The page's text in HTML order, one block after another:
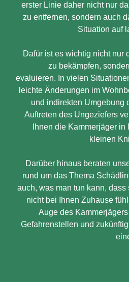
erster Linie daher nicht nur
zu entfernen, sondern auch
Situation auf
Dafür ist es wichtig nicht nur
zu bekämpfen,
evaluieren. In vielen
leichte Änderungen im
und indirekten Umgebung
Auftreten des Ungeziefers
Ihnen die Kammerjäger
kleinen
Darüber hinaus beraten
rund um das Thema
auch, was man tun kann,
nicht bei Ihnen Zuhause
Auge des Kammerjägers
Gefahrenstellen und